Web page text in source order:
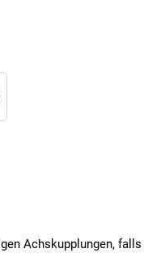
Achskupplungen,